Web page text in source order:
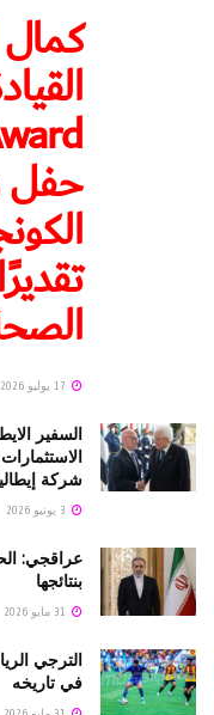
حفل
السفير
شركة
عراقجي:
بنتائجها
في تاريخه